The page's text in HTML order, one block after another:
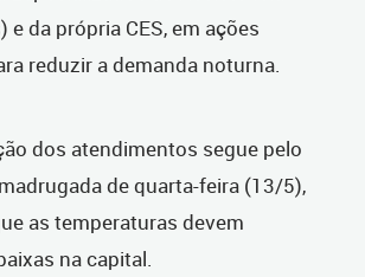
e da própria CES, em ações
reduzir a demanda noturna.
dos atendimentos segue pelo
de quarta-feira (13/5),
as temperaturas devem
na capital.